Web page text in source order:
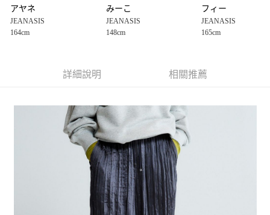
【大哥付你分期使用說明】
1.本服務由台灣大哥大提供，台灣大哥大用戶可立即使用無須另外申請。
2.付款方式選擇「大哥付你分期」，訂單成立後會自動跳轉到大哥付的交易
3.實際核准額度、可分期數及費用金額請依後續交易確認頁面所載為準。
4.訂單成立30分鐘內，如未前往確認交易或遇審核未通過，訂單將自動取
【繳款方式說明】
1.分期款項不併入電信帳單，「大哥付你分期」於每月結算日後寄送繳費提
2.透過簡訊連結打開帳單後，可選擇「超商條碼／台灣大直營門市／銀行轉
帳／街口支付／iPASS MONEY」等通路繳費。
1.本服務係由「台灣大哥大股份有限公司」（以下簡稱本公司）所提供，讓
用戶於交易時，得透過本服務購買商品或服務，並由商店將買賣／分期付款
買賣價金債權讓與本公司後，依約使用本公司帳單繳交帳款。
AFTEE先享後付
３．安心：先確認商品／服務後，再付款。
【「AFTEE先享後付」結帳流程】
１．於結帳方式選擇「AFTEE先享後付」後，將跳轉至「AFTEE先享後付」
結帳頁面，進行簡訊認證並確認金額後，即可完成結帳。
２．訂單成立數日內，您將收到繳費通知簡訊。
３．收到繳費通知簡訊後14天內，點擊此簡訊中的連結，可透過四大超商／
ATM／網路銀行／等多元方式進行付款，方視為交易完成。
※ 請注意：結帳手續完成當下不需立刻繳費，但若您需要取消訂單，請聯絡
購買商品的店家。未經商家同意取消之訂單仍視為有效，需透過AFTEE先享
每筆NT$80，滿NT$1,500(含以上)免運費
付款後 全家取貨
每筆NT$80，滿NT$1,500(含以上)免運費
每筆NT$80，滿NT$1,500(含以上)免運費
アヤネ
JEANASIS
164cm
みーこ
JEANASIS
148cm
フィー
JEANASIS
165cm
詳細說明 相關推薦